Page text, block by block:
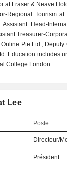
at Fraser & Neave
Regional Tourism
Head-
Treasurer-
Pte Ltd.,
Education includes
College London.
Lee
Poste
Directeur/
Président